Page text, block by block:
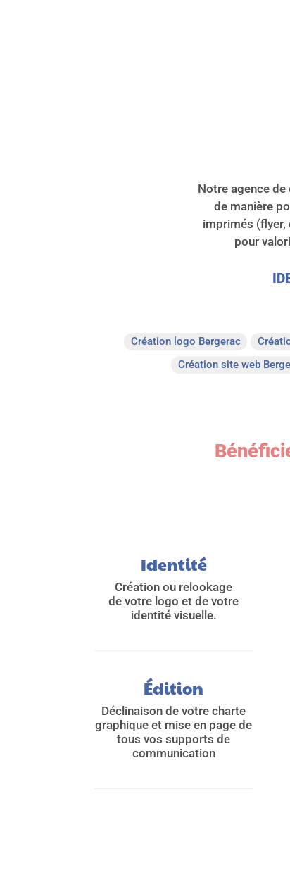
Notre agence
de manière
imprimés (flyer,
pour
Création logo Bergerac
Création site web
Identité
Création ou relookage
de votre logo et de votre
identité visuelle.
Édition
Déclinaison de votre charte
graphique et mise en page de
tous vos supports de
communication